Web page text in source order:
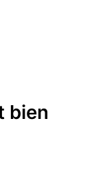
bien